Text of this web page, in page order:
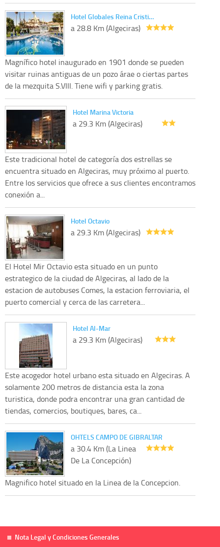
Hotel Globales Reina Cristi…
a 28.8 Km (Algeciras)
Magnífico hotel inaugurado en 1901 donde se pueden
visitar ruinas antiguas de un pozo árae o ciertas partes
de la mezquita S.VIII. Tiene wifi y parking gratis.
Hotel Marina Victoria
a 29.3 Km (Algeciras)
Este tradicional hotel de categoría dos estrellas se
encuentra situado en Algeciras, muy próximo al puerto.
Entre los servicios que ofrece a sus clientes encontramos
conexión a...
Hotel Octavio
a 29.3 Km (Algeciras)
El Hotel Mir Octavio esta situado en un punto
estrategico de la ciudad de Algeciras, al lado de la
estacion de autobuses Comes, la estacion ferroviaria, el
puerto comercial y cerca de las carretera...
Hotel Al-Mar
a 29.3 Km (Algeciras)
Este acogedor hotel urbano esta situado en Algeciras. A
solamente 200 metros de distancia esta la zona
turistica, donde podra encontrar una gran cantidad de
tiendas, comercios, boutiques, bares, ca...
OHTELS CAMPO DE GIBRALTAR
a 30.4 Km (La Linea
De La Concepción)
Magnifico hotel situado en la Linea de la Concepcion.
Nota Legal y Condiciones Generales